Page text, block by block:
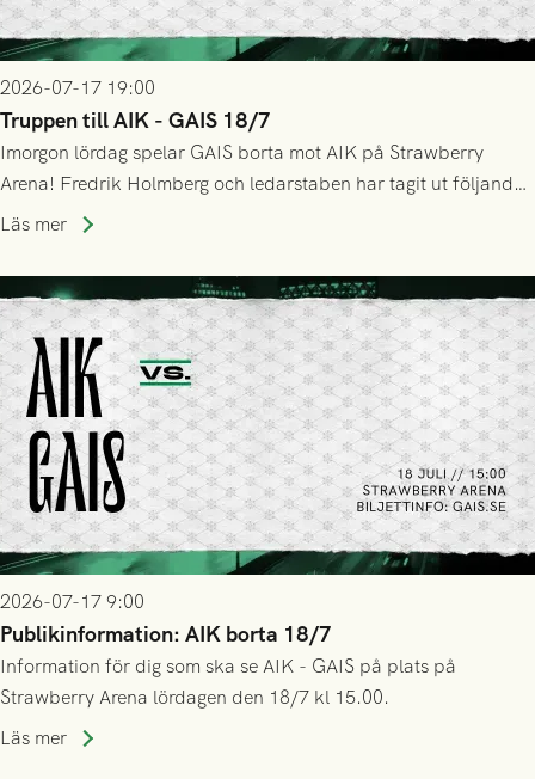
2026-07-17 19:00
Truppen till AIK - GAIS 18/7
Imorgon lördag spelar GAIS borta mot AIK på Strawberry
Arena! Fredrik Holmberg och ledarstaben har tagit ut följande
trupp till matchen:
Läs mer
2026-07-17 9:00
Publikinformation: AIK borta 18/7
Information för dig som ska se AIK - GAIS på plats på
Strawberry Arena lördagen den 18/7 kl 15.00.
Läs mer